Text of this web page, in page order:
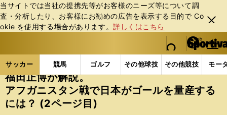
当サイトでは当社の提携先等がお客様のニーズ等について調
査・分析したり、お客様にお勧めの広告を表⽰する⽬的で Co
okie を使⽤する場合があります。詳しくはこちら
閉じ
る
web Sportiva (webスポルティーバ)
検索
マイペ
ー
ジ
メニュ
サッカー 競馬 ゴルフ その他球技 その他競技 モー
ス
ポ
ル
テ
サッカーの記事一覧 Jリーグ他 福田正博 福田正
福田正博が解説。
アフガニスタン戦で日本がゴールを量産する
には？ (2ページ目)